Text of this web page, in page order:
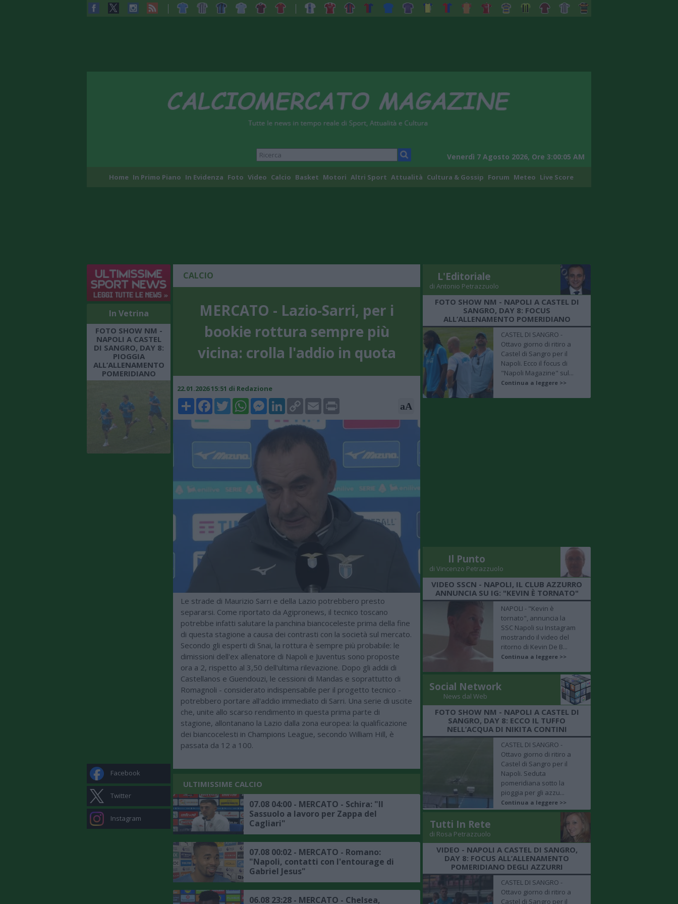
Venerdì 7 Agosto 2026, Ore 3:00:06 AM
Home In Primo Piano In Evidenza Foto Video Calcio Basket Motori Altri Sport Attualità Cultura & Gossip Forum Meteo Live Score
In Vetrina
FOTO SHOW NM -
NAPOLI A CASTEL
DI SANGRO, DAY 8:
PIOGGIA
ALL’ALLENAMENTO
POMERIDIANO
Facebook
Twitter
Instagram
CALCIO
MERCATO - Lazio-Sarri, per i
bookie rottura sempre più
vicina: crolla l'addio in quota
22.01.2026 15:51 di Redazione
ShareFacebookTwitterWhatsAppMessenger
LinkedIn
Copy
Link
Email Print aA
Le strade di Maurizio Sarri e della Lazio potrebbero presto
separarsi. Come riportato da Agipronews, il tecnico toscano
potrebbe infatti salutare la panchina biancoceleste prima della fine
di questa stagione a causa dei contrasti con la società sul mercato.
Secondo gli esperti di Snai, la rottura è sempre più probabile: le
dimissioni dell'ex allenatore di Napoli e Juventus sono proposte
ora a 2, rispetto al 3,50 dell'ultima rilevazione. Dopo gli addii di
Castellanos e Guendouzi, le cessioni di Mandas e soprattutto di
Romagnoli - considerato indispensabile per il progetto tecnico -
potrebbero portare all'addio immediato di Sarri. Una serie di uscite
che, unite allo scarso rendimento in questa prima parte di
stagione, allontanano la Lazio dalla zona europea: la qualificazione
dei biancocelesti in Champions League, secondo William Hill, è
passata da 12 a 100.
ULTIMISSIME CALCIO
07.08 04:00 - MERCATO - Schira: "Il
Sassuolo a lavoro per Zappa del
Cagliari"
07.08 00:02 - MERCATO - Romano:
"Napoli, contatti con l'entourage di
Gabriel Jesus"
06.08 23:28 - MERCATO - Chelsea,
L'Editoriale
di Antonio Petrazzuolo
FOTO SHOW NM - NAPOLI A CASTEL DI
SANGRO, DAY 8: FOCUS
ALL’ALLENAMENTO POMERIDIANO
CASTEL DI SANGRO -
Ottavo giorno di ritiro a
Castel di Sangro per il
Napoli. Ecco il focus di
"Napoli Magazine" sul...
Continua a leggere >>
Il Punto
di Vincenzo Petrazzuolo
VIDEO SSCN - NAPOLI, IL CLUB AZZURRO
ANNUNCIA SU IG: "KEVIN È TORNATO"
NAPOLI - "Kevin è
tornato", annuncia la
SSC Napoli su Instagram
mostrando il video del
ritorno di Kevin De B...
Continua a leggere >>
Social Network
News dal Web
FOTO SHOW NM - NAPOLI A CASTEL DI
SANGRO, DAY 8: ECCO IL TUFFO
NELL’ACQUA DI NIKITA CONTINI
CASTEL DI SANGRO -
Ottavo giorno di ritiro a
Castel di Sangro per il
Napoli. Seduta
pomeridiana sotto la
pioggia per gli azzu...
Continua a leggere >>
Tutti In Rete
di Rosa Petrazzuolo
VIDEO - NAPOLI A CASTEL DI SANGRO,
DAY 8: FOCUS ALL’ALLENAMENTO
POMERIDIANO DEGLI AZZURRI
CASTEL DI SANGRO -
Ottavo giorno di ritiro a
Castel di Sangro per il